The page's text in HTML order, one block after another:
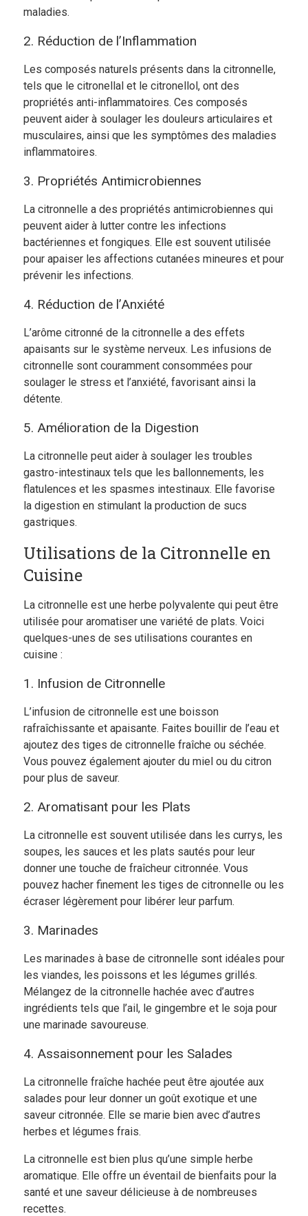
maladies.
2. Réduction de l’Inflammation
Les composés naturels présents dans la citronnelle,
tels que le citronellal et le citronellol, ont des
propriétés anti-inflammatoires. Ces composés
peuvent aider à soulager les douleurs articulaires et
musculaires, ainsi que les symptômes des maladies
inflammatoires.
3. Propriétés Antimicrobiennes
La citronnelle a des propriétés antimicrobiennes qui
peuvent aider à lutter contre les infections
bactériennes et fongiques. Elle est souvent utilisée
pour apaiser les affections cutanées mineures et pour
prévenir les infections.
4. Réduction de l’Anxiété
L’arôme citronné de la citronnelle a des effets
apaisants sur le système nerveux. Les infusions de
citronnelle sont couramment consommées pour
soulager le stress et l’anxiété, favorisant ainsi la
détente.
5. Amélioration de la Digestion
La citronnelle peut aider à soulager les troubles
gastro-intestinaux tels que les ballonnements, les
flatulences et les spasmes intestinaux. Elle favorise
la digestion en stimulant la production de sucs
gastriques.
Utilisations de la Citronnelle en
Cuisine
La citronnelle est une herbe polyvalente qui peut être
utilisée pour aromatiser une variété de plats. Voici
quelques-unes de ses utilisations courantes en
cuisine :
1. Infusion de Citronnelle
L’infusion de citronnelle est une boisson
rafraîchissante et apaisante. Faites bouillir de l’eau et
ajoutez des tiges de citronnelle fraîche ou séchée.
Vous pouvez également ajouter du miel ou du citron
pour plus de saveur.
2. Aromatisant pour les Plats
La citronnelle est souvent utilisée dans les currys, les
soupes, les sauces et les plats sautés pour leur
donner une touche de fraîcheur citronnée. Vous
pouvez hacher finement les tiges de citronnelle ou les
écraser légèrement pour libérer leur parfum.
3. Marinades
Les marinades à base de citronnelle sont idéales pour
les viandes, les poissons et les légumes grillés.
Mélangez de la citronnelle hachée avec d’autres
ingrédients tels que l’ail, le gingembre et le soja pour
une marinade savoureuse.
4. Assaisonnement pour les Salades
La citronnelle fraîche hachée peut être ajoutée aux
salades pour leur donner un goût exotique et une
saveur citronnée. Elle se marie bien avec d’autres
herbes et légumes frais.
La citronnelle est bien plus qu’une simple herbe
aromatique. Elle offre un éventail de bienfaits pour la
santé et une saveur délicieuse à de nombreuses
recettes.